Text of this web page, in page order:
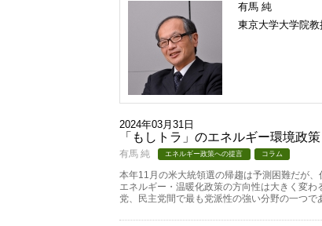
有馬 純
東京大学大学院教
2024年03月31日
「もしトラ」のエネルギー環境政策
有馬 純 エネルギー政策への提言 コラム
本年11月の米大統領選の帰趨は予測困難だが
エネルギー・温暖化政策の方向性は大きく変
党、民主党間で最も党派性の強い分野の一つで